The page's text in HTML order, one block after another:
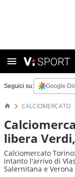
Seguici su: Google
CALCIOMERCATO
libera
Calciomercato
intanto l'arrivo di
Salernitana e Verona